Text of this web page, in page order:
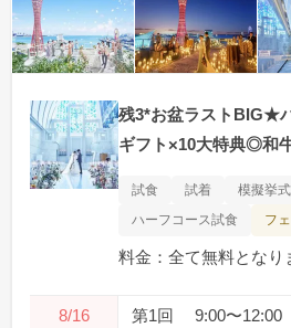
残3*お盆ラストBIG★
ギフト×10大特典◎和
試食 試着 模擬挙式
ハーフコース試食
フ
料金：全て無料となり
8/16
第1回 9:00〜12:00